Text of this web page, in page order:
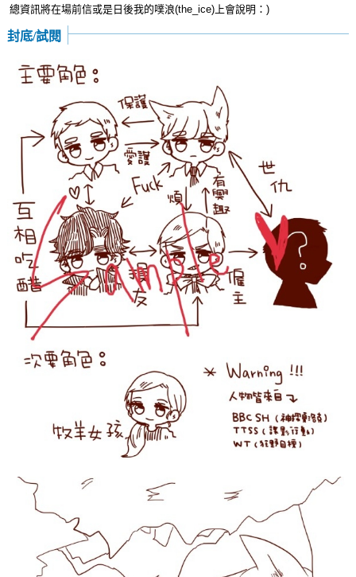
總資訊將在場前信或是日後我的噗浪(the_ice)上會說明：)
封底/試閱